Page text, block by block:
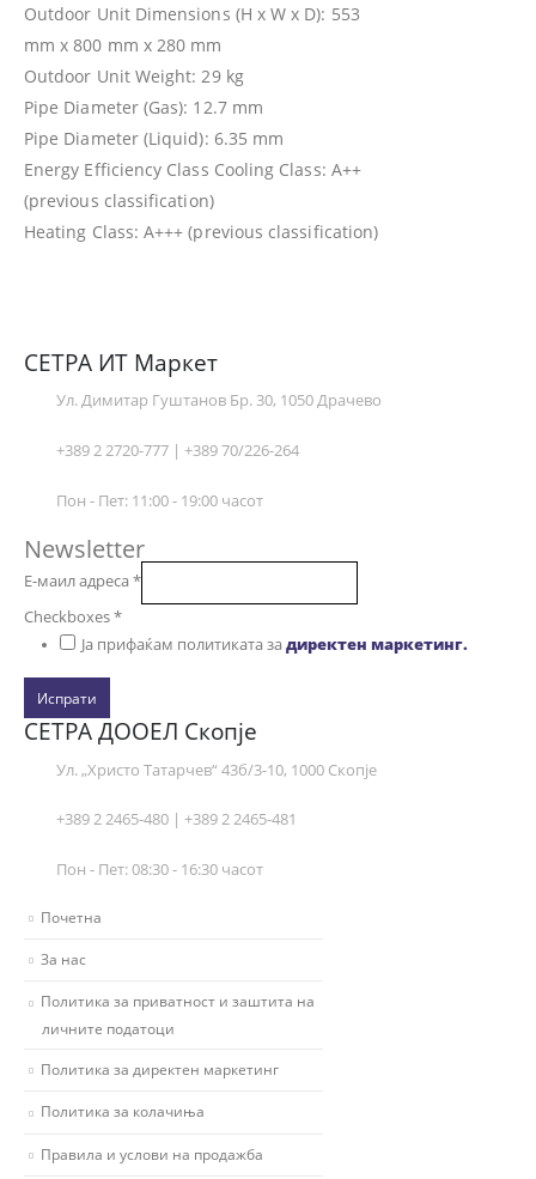
Outdoor Unit Dimensions (H x W x D): 553
mm x 800 mm x 280 mm
Outdoor Unit Weight: 29 kg
Pipe Diameter (Gas): 12.7 mm
Pipe Diameter (Liquid): 6.35 mm
Energy Efficiency Class Cooling Class: A++
(previous classification)
Heating Class: A+++ (previous classification)
СЕТРА ИТ Маркет
Ул. Димитар Гуштанов Бр. 30, 1050 Драчево
+389 2 2720-777 | +389 70/226-264
Пон - Пет: 11:00 - 19:00 часот
Newsletter
Е-маил адреса*
Checkboxes*
Ја прифаќам политиката задиректен маркетинг.
Испрати
СЕТРА ДООЕЛ Скопје
Ул. „Христо Татарчев“ 43б/3-10, 1000 Скопје
+389 2 2465-480 | +389 2 2465-481
Пон - Пет: 08:30 - 16:30 часот
Почетна
За нас
Политика за приватност и заштита на
личните податоци
Политика за директен маркетинг
Политика за колачиња
Правила и услови на продажба